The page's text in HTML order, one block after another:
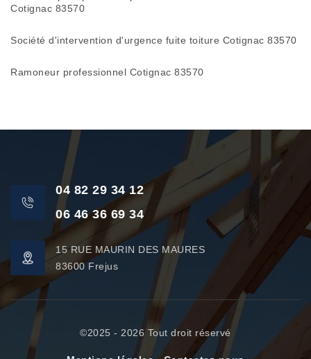
Cotignac 83570
Société d'intervention d'urgence fuite toiture Cotignac 83570
Ramoneur professionnel Cotignac 83570
04 82 29 34 12
06 46 36 69 34
15 RUE MAURIN DES MAURES
83600 Frejus
©2025 - 2026 Tout droit réservé